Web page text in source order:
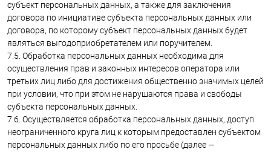
субъект персональных данных, а также для заключения
договора по инициативе субъекта персональных данных или
договора, по которому субъект персональных данных будет
являться выгодоприобретателем или поручителем.
7.5. Обработка персональных данных необходима для
осуществления прав и законных интересов оператора или
третьих лиц либо для достижения общественно значимых целей
при условии, что при этом не нарушаются права и свободы
субъекта персональных данных.
7.6. Осуществляется обработка персональных данных, доступ
неограниченного круга лиц к которым предоставлен субъектом
персональных данных либо по его просьбе (далее —